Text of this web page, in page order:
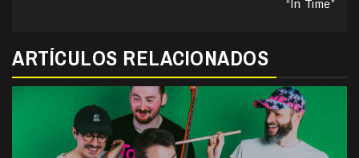
“In Time”
ARTÍCULOS RELACIONADOS